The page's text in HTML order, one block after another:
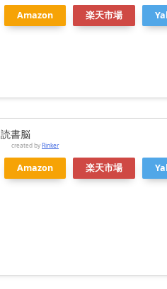
Amazon 楽天市場
読書脳
created byRinker
Amazon 楽天市場